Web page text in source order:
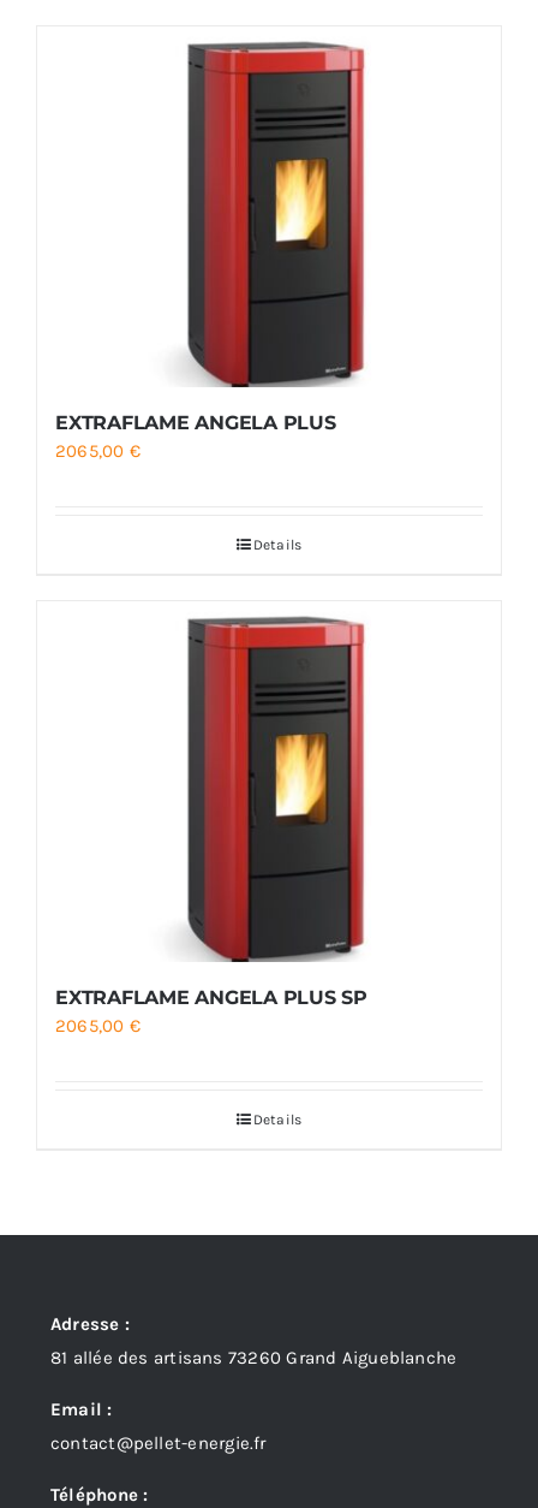
EXTRAFLAME ANGELA PLUS
2065,00 €
Details
EXTRAFLAME ANGELA PLUS SP
2065,00 €
Details
Adresse :
81 allée des artisans 73260 Grand Aigueblanche
Email :
contact@pellet-energie.fr
Téléphone :